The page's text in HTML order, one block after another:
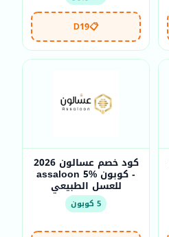
📋
D19
كود خصم عسالون 2026
- كوبون assaloon 5%
للعسل الطبيعي
5 كوبون